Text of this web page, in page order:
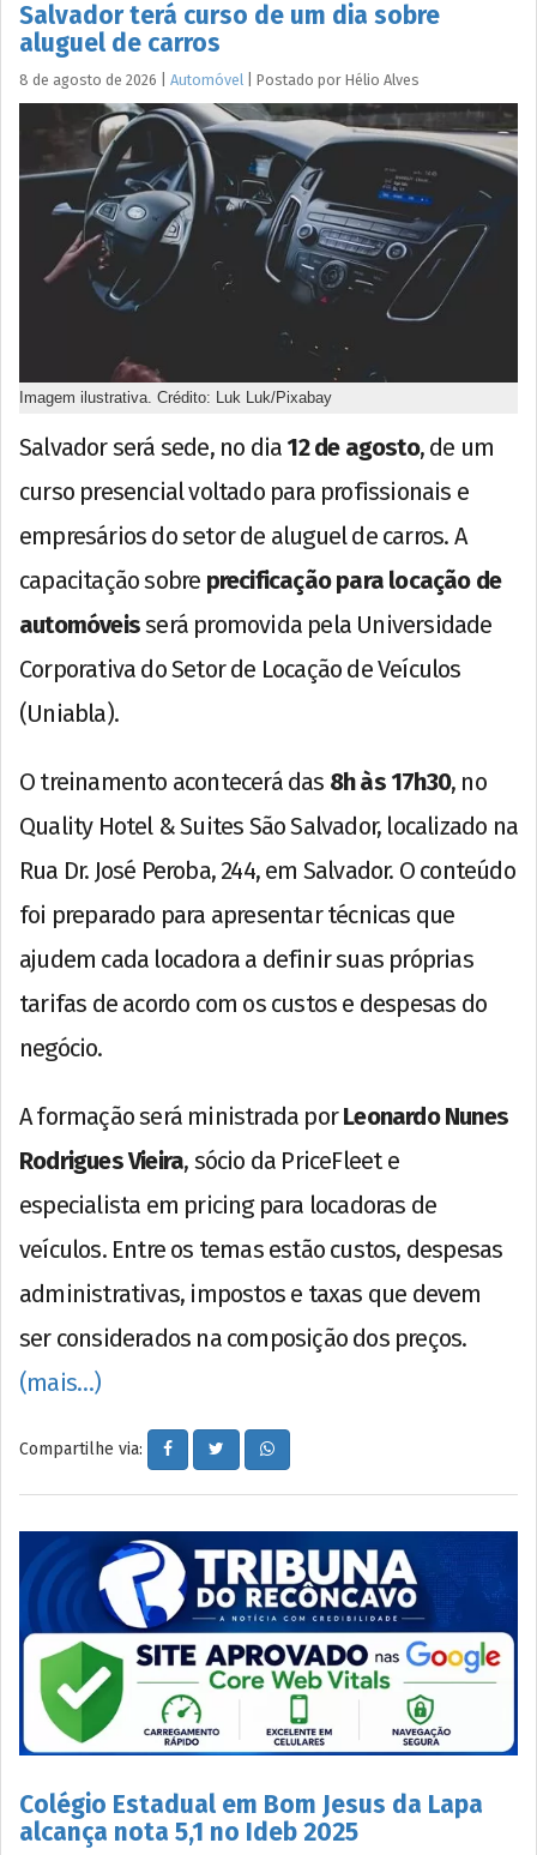
Salvador terá curso de um dia sobre
aluguel de carros
8 de agosto de 2026 Automóvel Postado por Hélio Alves
Imagem ilustrativa. Crédito: Luk Luk/Pixabay
Salvador será sede, no dia 12 de agosto, de um
curso presencial voltado para profissionais e
empresários do setor de aluguel de carros. A
capacitação sobre precificação para locação de
automóveisserá promovida pela Universidade
Corporativa do Setor de Locação de Veículos
(Uniabla).
O treinamento acontecerá das 8h às 17h30, no
Quality Hotel & Suites São Salvador, localizado na
Rua Dr. José Peroba, 244, em Salvador. O conteúdo
foi preparado para apresentar técnicas que
ajudem cada locadora a definir suas próprias
tarifas de acordo com os custos e despesas do
negócio.
A formação será ministrada porLeonardo Nunes
Rodrigues Vieira, sócio da PriceFleet e
especialista em pricing para locadoras de
veículos. Entre os temas estão custos, despesas
administrativas, impostos e taxas que devem
ser considerados na composição dos preços.
(mais…)
Compartilhe via:
Colégio Estadual em Bom Jesus da Lapa
alcança nota 5,1 no Ideb 2025